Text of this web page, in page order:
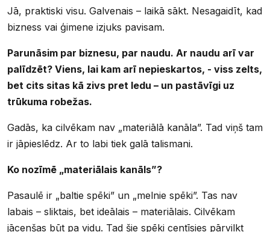
Jā, praktiski visu. Galvenais – laikā sākt. Nesagaidīt, kad
bizness vai ģimene izjuks pavisam.
Parunāsim par biznesu, par naudu. Ar naudu arī var
palīdzēt? Viens, lai kam arī nepieskartos, - viss zelts,
bet cits sitas kā zivs pret ledu – un pastāvīgi uz
trūkuma robežas.
Gadās, ka cilvēkam nav „materiālā kanāla”. Tad viņš tam
ir jāpieslēdz. Ar to labi tiek galā talismani.
Ko nozīmē „materiālais kanāls”?
Pasaulē ir „baltie spēki” un „melnie spēki”. Tas nav
labais – sliktais, bet ideālais – materiālais. Cilvēkam
jācenšas būt pa vidu. Tad šie spēki centīsies pārvilkt